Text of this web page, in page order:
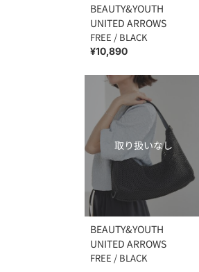
BEAUTY&YOUTH
UNITED ARROWS
FREE / BLACK
¥10,890
取り扱いなし
BEAUTY&YOUTH
UNITED ARROWS
FREE / BLACK